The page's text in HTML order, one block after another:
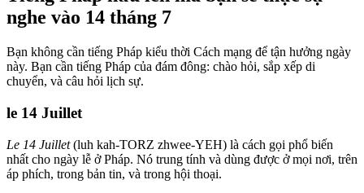
nghe vào 14 tháng 7
Bạn không cần tiếng Pháp kiểu thời Cách mạng để tận hưởng ngày
này. Bạn cần tiếng Pháp của đám đông: chào hỏi, sắp xếp di
chuyển, và câu hỏi lịch sự.
le 14 Juillet
Le 14 Juillet(luh kah-TORZ zhwee-YEH) là cách gọi phổ biến
nhất cho ngày lễ ở Pháp. Nó trung tính và dùng được ở mọi nơi, trên
áp phích, trong bản tin, và trong hội thoại.